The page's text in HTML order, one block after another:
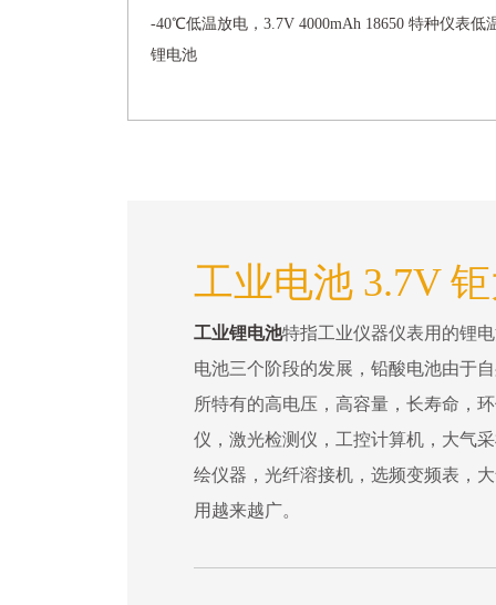
-40℃低温放电，3.7V 4000mAh 18650 特种仪表低
锂电池
工业电池 3.7V
工业锂电池特指工业仪器仪表用的锂
电池三个阶段的发展，铅酸电池由于
所特有的高电压，高容量，长寿命，
仪，激光检测仪，工控计算机，大气
绘仪器，光纤溶接机，选频变频表，
用越来越广。